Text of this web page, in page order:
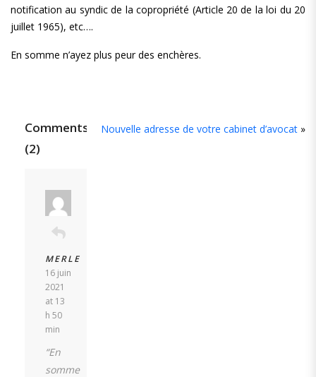
notification au syndic de la copropriété (Article 20 de la loi du 20
juillet 1965), etc….
En somme n’ayez plus peur des enchères.
Nouvelle adresse de votre cabinet d’avocat »
Comments
(2)
MERLE
16 juin
2021
at 13
h 50
min
“En
somme